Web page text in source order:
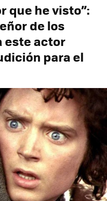
que he visto”:
de los
este actor
para el